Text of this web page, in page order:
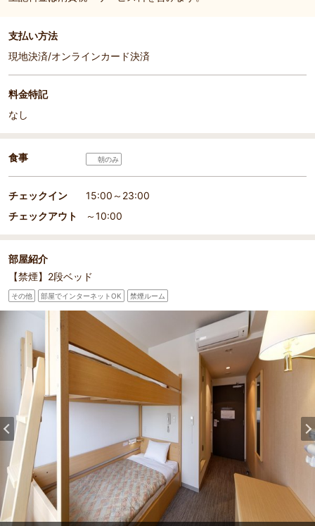
支払い方法
現地決済/オンラインカード決済
料金特記
なし
食事 朝のみ
チェックイン
15:00～23:00
チェックアウト
～10:00
部屋紹介
【禁煙】2段ベッド
その他 部屋でインターネットOK 禁煙ルーム